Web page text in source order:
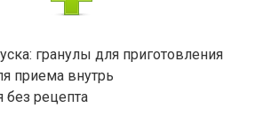
гранулы для приготовления
приема внутрь
без рецепта